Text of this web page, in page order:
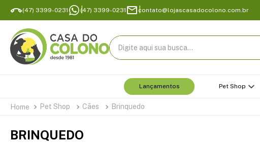
(47) 3399-0231 (47) 3399-0231 contato@lojascasadocolono.com.br
Digite aqui sua busca...
Lançamentos Pet Shop
Pet Shop Cães Brinquedo
BRINQUEDO